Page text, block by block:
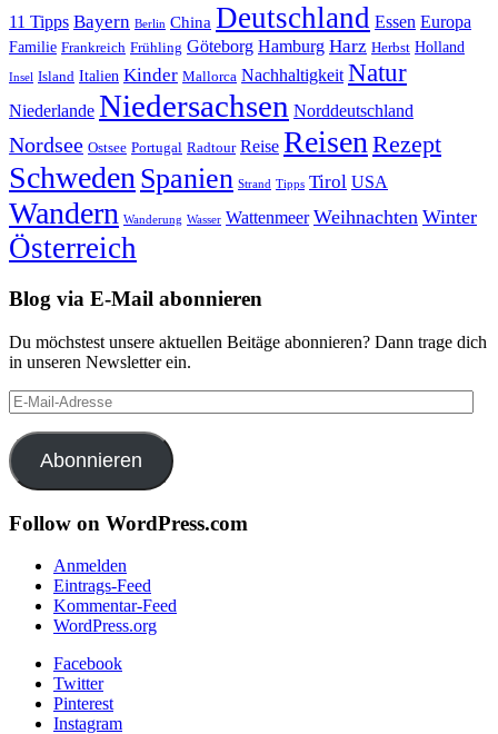
11 Tipps Bayern Berlin China Deutschland Essen Europa
Familie Frankreich Frühling Göteborg Hamburg Harz Herbst Holland
Insel Island Italien Kinder Mallorca Nachhaltigkeit Natur
Niederlande Niedersachsen Norddeutschland
Nordsee Ostsee Portugal Radtour Reise ReisenRezept
SchwedenSpanien Strand Tipps Tirol USA
Wandern Wanderung Wasser Wattenmeer Weihnachten Winter
Österreich
Blog via E-Mail abonnieren
Du möchstest unsere aktuellen Beitäge abonnieren? Dann trage dich
in unseren Newsletter ein.
E-
Mail-
Adresse
Abonnieren
Follow on WordPress.com
Anmelden
Eintrags-Feed
Kommentar-Feed
WordPress.org
Facebook
Twitter
Pinterest
Instagram